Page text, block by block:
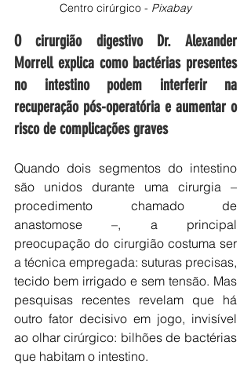
Centro cirúrgico - Pixabay
O cirurgião digestivo Dr. Alexander
Morrell explica como bactérias presentes
no intestino podem interferir na
recuperação pós-operatória e aumentar o
risco de complicações graves
Quando dois segmentos do intestino
são unidos durante uma cirurgia –
procedimento chamado de
anastomose –, a principal
preocupação do cirurgião costuma ser
a técnica empregada: suturas precisas,
tecido bem irrigado e sem tensão. Mas
pesquisas recentes revelam que há
outro fator decisivo em jogo, invisível
ao olhar cirúrgico: bilhões de bactérias
que habitam o intestino.